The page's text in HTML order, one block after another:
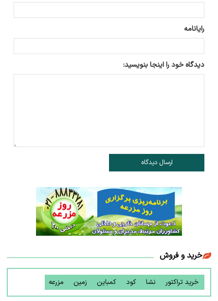
رایانامه
دیدگاه خود را اینجا بنویسید:
ارسال دیدگاه
خرید و فروش
خرید تراکتور نشا کود کمباین زمین مزرعه